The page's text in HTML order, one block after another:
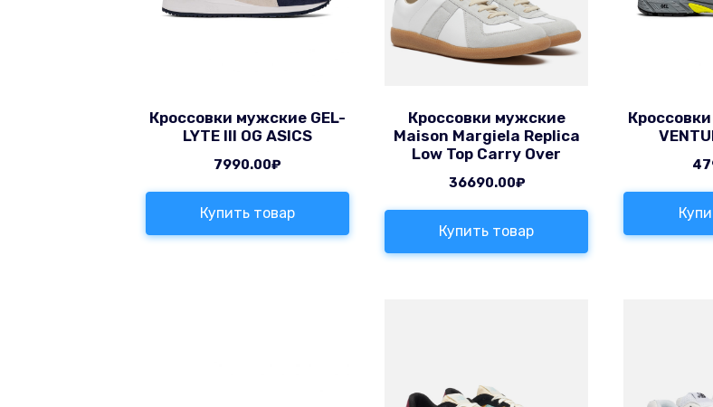
Кроссовки мужские GEL-
LYTE III OG ASICS
7990.00₽
Купить товар
Кроссовки мужские
Maison Margiela Replica
Low Top Carry Over
36690.00₽
Купить товар